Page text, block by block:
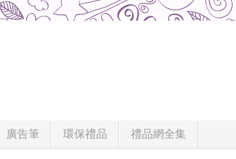
廣告筆 環保禮品 禮品網全集